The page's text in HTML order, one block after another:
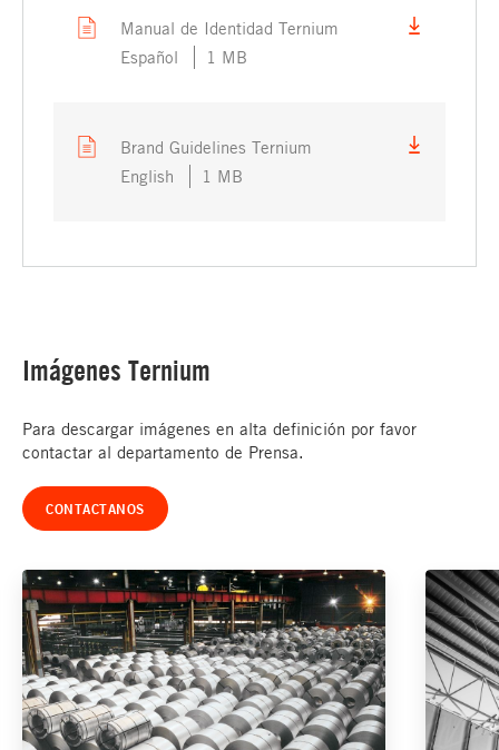
Manual de Identidad Ternium
Español
1 MB
Brand Guidelines Ternium
English
1 MB
Imágenes Ternium
Para descargar imágenes en alta definición por favor
contactar al departamento de Prensa.
CONTACTANOS